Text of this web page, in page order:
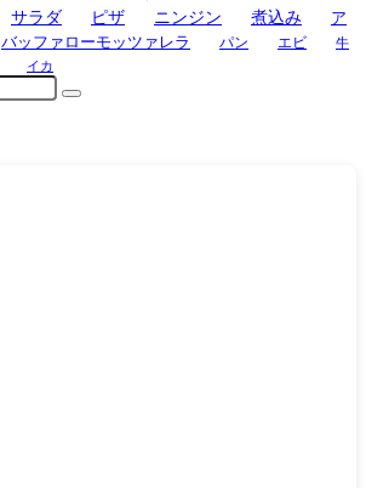
サラダ ピザ ニンジン 煮込み
ア
バッファローモッツァレラ パン エビ
牛
イカ